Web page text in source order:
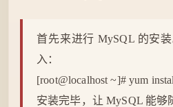
首先来进行 MySQL 的安
入：
[root@localhost ~]# yum
安装完毕，让 MySQL 能够